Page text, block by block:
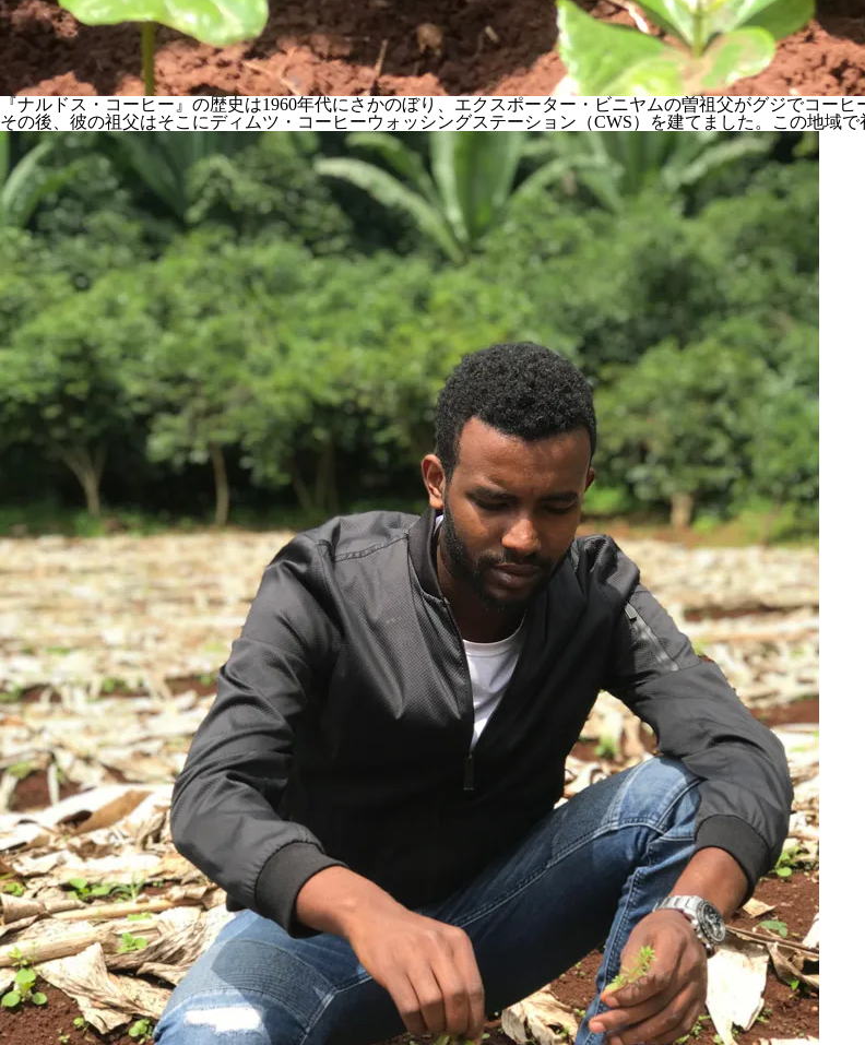
『ナルドス・コーヒー』の歴史は1960年代にさかのぼり、エクスポーター・ビニヤムの曽祖父がグジでコーヒ
その後、彼の祖父はそこにディムツ・コーヒーウォッシングステーション（CWS）を建てました。この地域